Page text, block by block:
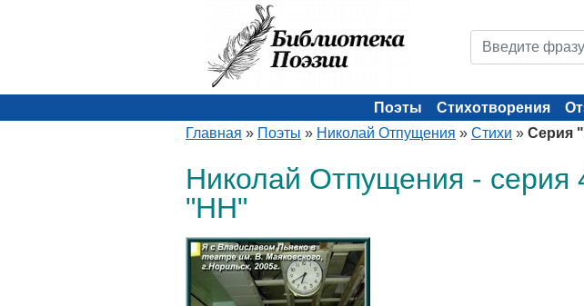
Поэты Стихотворения
Главная » Поэты » Николай Отпущения » Стихи » Серия
Николай Отпущения - серия
"НН"